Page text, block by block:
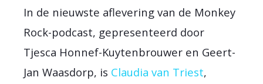
In de nieuwste aflevering van de Monkey
Rock-podcast, gepresenteerd door
Tjesca Honnef-Kuytenbrouwer en Geert-
Jan Waasdorp, is Claudia van Triest,